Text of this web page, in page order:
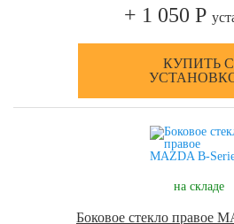
+ 1 050 Р
КУПИТЬ С
на складе
Боковое стекло правое